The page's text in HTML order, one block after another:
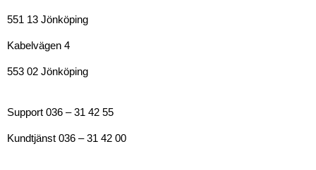
551 13 Jönköping
Kabelvägen 4
553 02 Jönköping
Support 036 – 31 42 55
Kundtjänst 036 – 31 42 00